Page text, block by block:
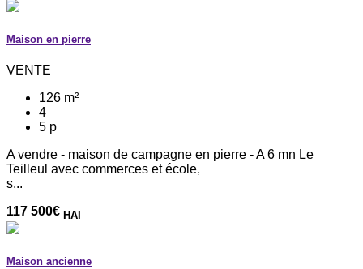
Maison en pierre
VENTE
126 m²
4
5 p
A vendre - maison de campagne en pierre - A 6 mn Le
Teilleul avec commerces et école,
s...
117 500€ HAI
Maison ancienne